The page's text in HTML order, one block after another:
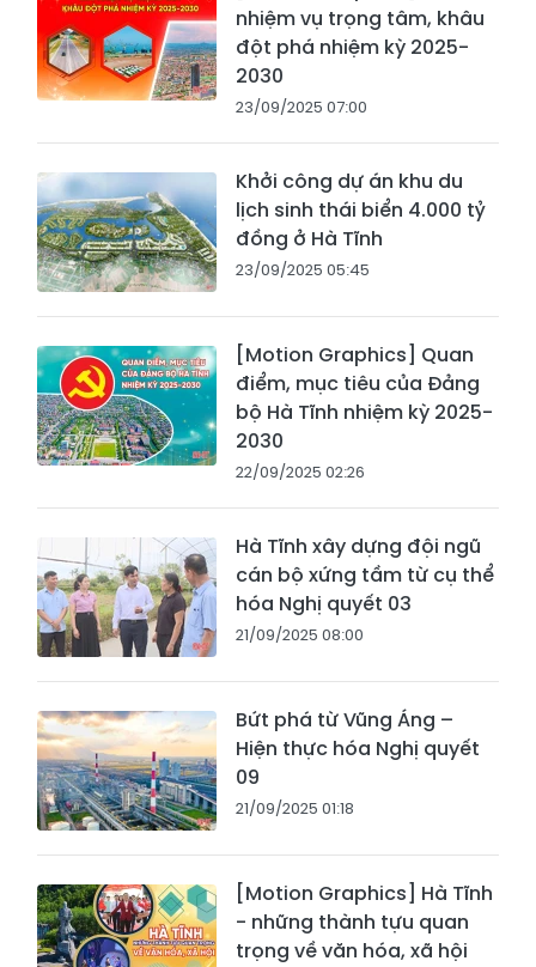
nhiệm vụ trọng tâm, khâu
đột phá nhiệm kỳ 2025-
2030
23/09/2025 07:00
Khởi công dự án khu du
lịch sinh thái biển 4.000 tỷ
đồng ở Hà Tĩnh
23/09/2025 05:45
[Motion Graphics] Quan
điểm, mục tiêu của Đảng
bộ Hà Tĩnh nhiệm kỳ 2025-
2030
22/09/2025 02:26
Hà Tĩnh xây dựng đội ngũ
cán bộ xứng tầm từ cụ thể
hóa Nghị quyết 03
21/09/2025 08:00
Bứt phá từ Vũng Áng –
Hiện thực hóa Nghị quyết
09
21/09/2025 01:18
[Motion Graphics] Hà Tĩnh
- những thành tựu quan
trọng về văn hóa, xã hội